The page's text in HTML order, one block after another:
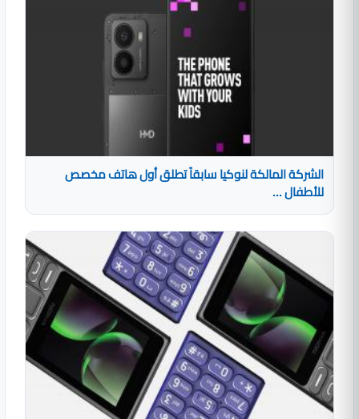
الشركة المالكة لنوكيا سابقاً تطلق أول هاتف مخصص
للأطفال ...